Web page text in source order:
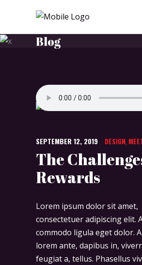
Blog
SEPTEMBER 12, 2019 DESIGN,
The
Rewards
Lorem ipsum dolor sit amet,
consectetuer adipiscing elit.
commodo ligula eget dolor.
lorem ante, dapibus in,
feugiat a, tellus. Phasellus